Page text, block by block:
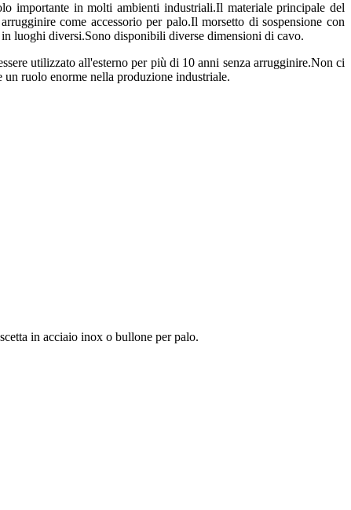
importante in molti ambienti industriali.Il materiale principale del
come accessorio per palo.Il morsetto di sospensione con
luoghi diversi.Sono disponibili diverse dimensioni di cavo.
utilizzato all'esterno per più di 10 anni senza arrugginire.Non ci
ruolo enorme nella produzione industriale.
in acciaio inox o bullone per palo.